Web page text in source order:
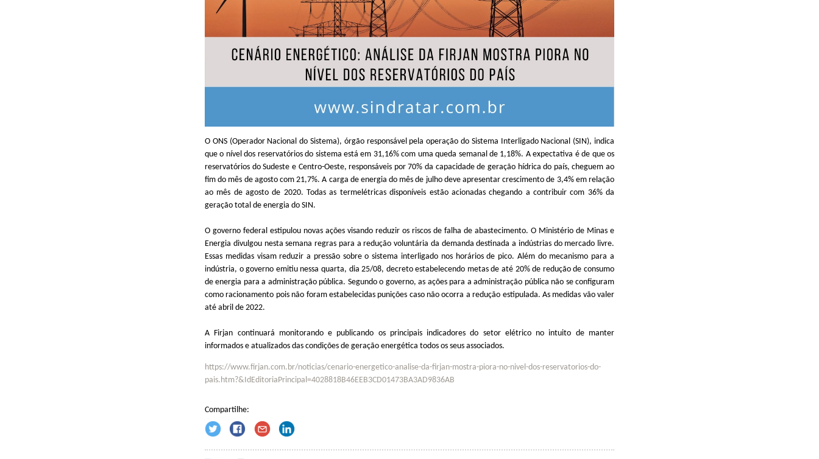
O ONS (Operador Nacional do Sistema), órgão responsável pela operação do Sistema Interligado Nacional (SIN), indica
que o nível dos reservatórios do sistema está em 31,16% com uma queda semanal de 1,18%. A expectativa é de que os
reservatórios do Sudeste e Centro-Oeste, responsáveis por 70% da capacidade de geração hídrica do país, cheguem ao
fim do mês de agosto com 21,7%. A carga de energia do mês de julho deve apresentar crescimento de 3,4% em relação
ao mês de agosto de 2020. Todas as termelétricas disponíveis estão acionadas chegando a contribuir com 36% da
geração total de energia do SIN.
O governo federal estipulou novas ações visando reduzir os riscos de falha de abastecimento. O Ministério de Minas e
Energia divulgou nesta semana regras para a redução voluntária da demanda destinada a indústrias do mercado livre.
Essas medidas visam reduzir a pressão sobre o sistema interligado nos horários de pico. Além do mecanismo para a
indústria, o governo emitiu nessa quarta, dia 25/08, decreto estabelecendo metas de até 20% de redução de consumo
de energia para a administração pública. Segundo o governo, as ações para a administração pública não se configuram
como racionamento pois não foram estabelecidas punições caso não ocorra a redução estipulada. As medidas vão valer
até abril de 2022.
A Firjan continuará monitorando e publicando os principais indicadores do setor elétrico no intuito de manter
informados e atualizados das condições de geração energética todos os seus associados.
https://www.firjan.com.br/noticias/cenario-energetico-analise-da-firjan-mostra-piora-no-nivel-dos-reservatorios-do-
pais.htm?&IdEditoriaPrincipal=4028818B46EEB3CD01473BA3AD9836AB
Compartilhe: